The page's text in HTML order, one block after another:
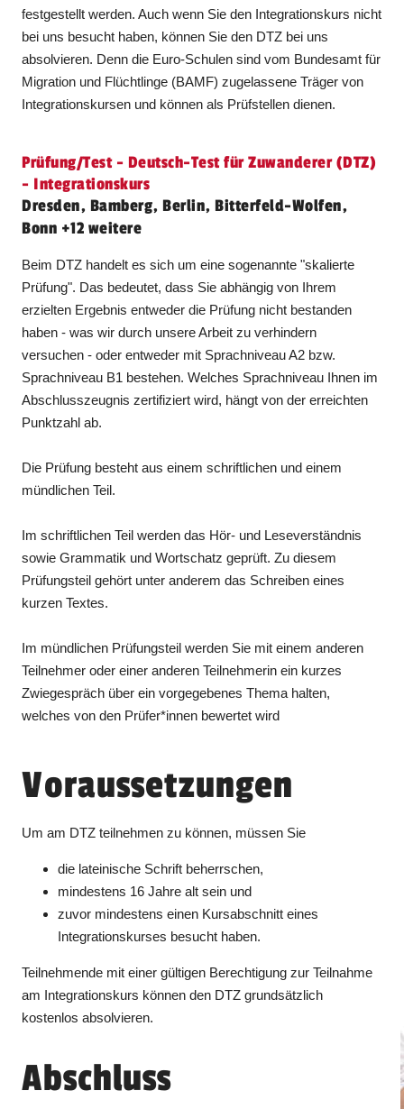
festgestellt werden. Auch wenn Sie den Integrationskurs nicht
bei uns besucht haben, können Sie den DTZ bei uns
absolvieren. Denn die Euro-Schulen sind vom Bundesamt für
Migration und Flüchtlinge (BAMF) zugelassene Träger von
Integrationskursen und können als Prüfstellen dienen.
Prüfung/Test - Deutsch-Test für Zuwanderer (DTZ)
- Integrationskurs
Dresden, Bamberg, Berlin, Bitterfeld-Wolfen,
Bonn +12 weitere
Beim DTZ handelt es sich um eine sogenannte "skalierte
Prüfung". Das bedeutet, dass Sie abhängig von Ihrem
erzielten Ergebnis entweder die Prüfung nicht bestanden
haben - was wir durch unsere Arbeit zu verhindern
versuchen - oder entweder mit Sprachniveau A2 bzw.
Sprachniveau B1 bestehen. Welches Sprachniveau Ihnen im
Abschlusszeugnis zertifiziert wird, hängt von der erreichten
Punktzahl ab.
Die Prüfung besteht aus einem schriftlichen und einem
mündlichen Teil.
Im schriftlichen Teil werden das Hör- und Leseverständnis
sowie Grammatik und Wortschatz geprüft. Zu diesem
Prüfungsteil gehört unter anderem das Schreiben eines
kurzen Textes.
Im mündlichen Prüfungsteil werden Sie mit einem anderen
Teilnehmer oder einer anderen Teilnehmerin ein kurzes
Zwiegespräch über ein vorgegebenes Thema halten,
welches von den Prüfer*innen bewertet wird
Voraussetzungen
Um am DTZ teilnehmen zu können, müssen Sie
die lateinische Schrift beherrschen,
mindestens 16 Jahre alt sein und
zuvor mindestens einen Kursabschnitt eines
Integrationskurses besucht haben.
Teilnehmende mit einer gültigen Berechtigung zur Teilnahme
am Integrationskurs können den DTZ grundsätzlich
kostenlos absolvieren.
Abschluss